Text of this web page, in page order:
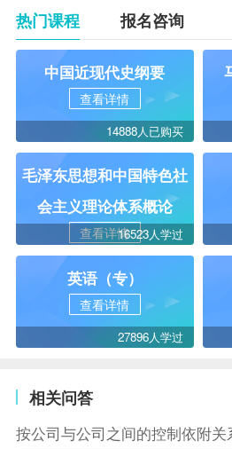
热门课程 报名咨询
中国近现代史纲要
查看详情
14888人已购买
毛泽东思想和中国特色社
会主义理论体系概论
查看详情16523人学过
英语（专）
查看详情
27896人学过
相关问答
按公司与公司之间的控制依附